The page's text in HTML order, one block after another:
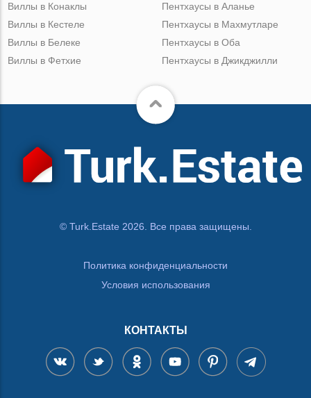
Виллы в Конаклы
Виллы в Кестеле
Виллы в Белеке
Виллы в Фетхие
Пентхаусы в Аланье
Пентхаусы в Махмутларе
Пентхаусы в Оба
Пентхаусы в Джикджилли
© Turk.Estate 2026. Все права защищены.
Политика конфиденциальности
Условия использования
КОНТАКТЫ